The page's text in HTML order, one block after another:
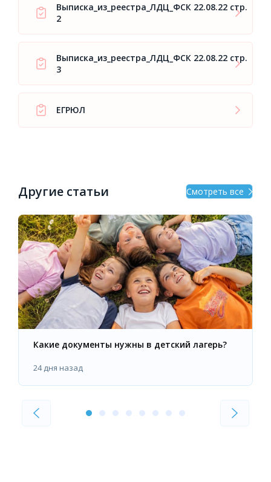
Выписка_из_реестра_ЛДЦ_ФСК 22.08.22 стр.
2
Выписка_из_реестра_ЛДЦ_ФСК 22.08.22 стр.
3
ЕГРЮЛ
Другие статьи Смотреть все
Какие документы нужны в детский лагерь?
24 дня назад